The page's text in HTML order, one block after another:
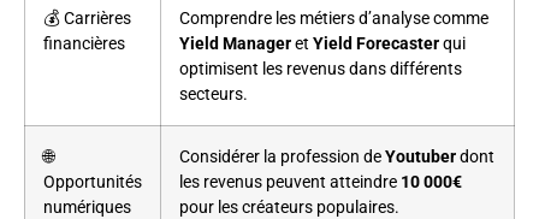
💰 Carrières
financières
Comprendre les métiers d’analyse comme
Yield Manageret Yield Forecasterqui
optimisent les revenus dans différents
secteurs.
🌐
Opportunités
numériques
Considérer la profession deYoutuberdont
les revenus peuvent atteindre 10 000€
pour les créateurs populaires.